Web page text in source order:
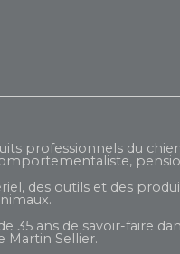
professionnels du
des outils et des
ans de savoir-faire
Martin Sellier.